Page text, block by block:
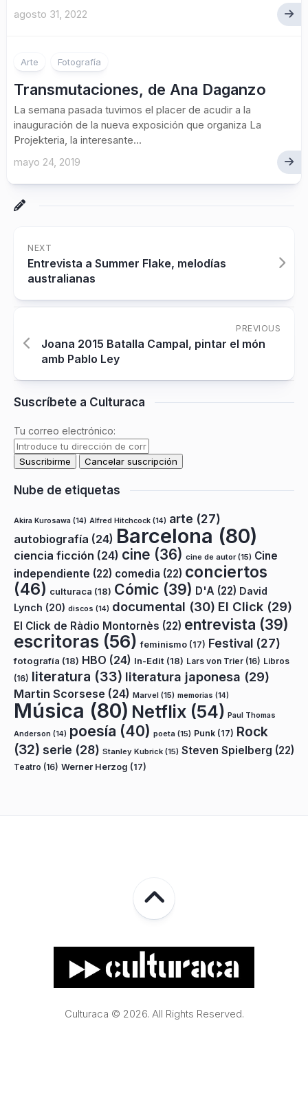
agosto 31, 2022
Arte Fotografía
Transmutaciones, de Ana Daganzo
La semana pasada tuvimos el placer de acudir a la
inauguración de la nueva exposición que organiza La
Projekteria, la interesante...
mayo 24, 2019
NEXT
Entrevista a Summer Flake, melodías
australianas
PREVIOUS
Joana 2015 Batalla Campal, pintar el món
amb Pablo Ley
Suscríbete a Culturaca
Tu correo electrónico:
Nube de etiquetas
Akira Kurosawa (14) Alfred Hitchcock (14) arte (27)
autobiografía (24) Barcelona (80)
ciencia ficción (24) cine (36) cine de autor(15) Cine
independiente (22) comedia (22) conciertos
(46) culturaca (18) Cómic (39) D'A (22) David
Lynch (20) discos (14) documental (30) El Click (29)
El Click de Ràdio Montornès (22) entrevista (39)
escritoras (56) feminismo (17) Festival (27)
fotografía (18) HBO (24) In-Edit (18) Lars von Trier (16) Libros
(16) literatura (33) literatura japonesa (29)
Martin Scorsese (24) Marvel (15) memorias (14)
Música (80) Netflix (54) Paul Thomas
Anderson (14) poesía (40) poeta (15) Punk (17) Rock
(32) serie (28) Stanley Kubrick (15) Steven Spielberg (22)
Teatro (16) Werner Herzog (17)
Culturaca © 2026. All Rights Reserved.